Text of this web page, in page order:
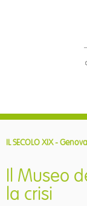
IL SECOLO XIX - Genova
Il Museo
la crisi